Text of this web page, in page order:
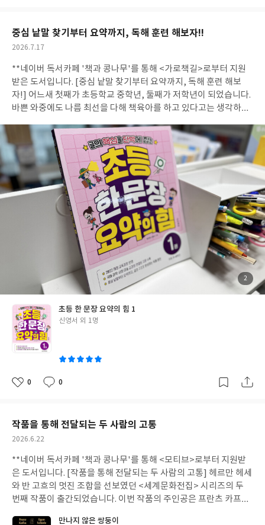
게 놀라울 따름이에요. 자신이 어떤 선택을 해야 하고 그 선택 때문
에 어떤 결과가 따라올 지 예측할 수 없도록 하는 게 욕망이라는 이
는 힘에 대해 생각하게 되는 것 같습니다. 권수를 더해갈수록 점점
흥미로워지는 <붉은 박물관> 시리즈. 다음 책도 출간될 거라 믿으
며, 어떤 이야기들을 만날 수 있을지 기대하겠습니다!
중심 낱말 찾기부터 요약까지, 독해 훈련 해보자!!
작
일
2026.7.17
**네이버 독서카페 '책과 콩나무'를 통해 <가로책길>로부터 지원
받은 도서입니다. [중심 낱말 찾기부터 요약까지, 독해 훈련 해보
자!] 어느새 첫째가 초등학교 중학년, 둘째가 저학년이 되었습니다.
바쁜 와중에도 나름 최선을 다해 책육아를 하고 있다고는 생각하지
하죠. 예전부터 이런 저런 독해집도 참고로 하고 있었는데요, 이번
에 접한 책은 [초등 한문장 요약의 힘]입니다. 글의 핵심을 파악할
수 있게 도와주는 참고서인 것 같아요. 국어, 과학, 사회, 미술 교과
와 관련된 다양한 지문을 접할 수 있는 것이 가장 큰 장점인 것 같아
요. <기초 개념 다지기> 부분에서는 중심 낱말을 찾고, 중심 내용을
찾은 뒤 중심 문장 찾기, 요점 찾기, 요약하기로 넘어갑니다. '기
초'를 다루고 있기 때문인지 아무래도 지문의 길이가 길지 않아요.
중심 낱말 찾기부터 요약하기까지 선다형 문제도 있지만 왜 그 답을
골랐는지 서술하게 되어 있는 부분도 있어, 요즘 강조하는 '글쓰
기'와 '사고하기'를 반영하고 있다는 생각이 들었습니다. <실전 개
념 익히기>로 넘어가면 확실히 지문의 길이가 늘어납니다. <기초
개념 다지기>보다 세 배 정도는 증가하는 것 같아요. 기초에서 준비
운동을 마치고 실전에서 제대로 글을 읽고 요약해보는 느낌이랄까
요. 중심 낱말 찾기, 내용의 옳고 그름 찾기, 빈칸에 알맞은 말을 넣
어 주요 내용 간추리기, 글의 내용을 한 문장으로 정리해보기, 글의
내용을 요약해보기로 넘어가면서 글을 꼼꼼히 읽을 수 있도록 도와
준다는 느낌을 받았습니다. 그날 그날 한 지문씩만 꼼꼼히 읽어도 도
움이 될 것 같아요. 예전에는 이런 독해집이 그리 풍부하지 않았어
핵심내용 요약하고, 중요 낱말 동그라미쳤던 경험이 독해집 안에 그
계획을 얼른 세워야겠습니다!
첨
부
된
사
2
초등 한 문장 요약의 힘 1
글
신영서 외 1명
좋
0
댓
0
작
작품을 통해 전달되는 두 사람의 고통
작
일
2026.6.22
**네이버 독서카페 '책과 콩나무'를 통해 <모티브>로부터 지원받
은 도서입니다. [작품을 통해 전달되는 두 사람의 고통] 헤르만 헤세
와 반 고흐의 멋진 조합을 선보였던 <세계문화전집> 시리즈의 두
번째 작품이 출간되었습니다. 이번 작품의 주인공은 프란츠 카프카
만나지 않은 쌍둥이